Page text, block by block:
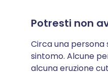
Potresti non
Circa una
sintomo. Alcune
alcuna eruzione